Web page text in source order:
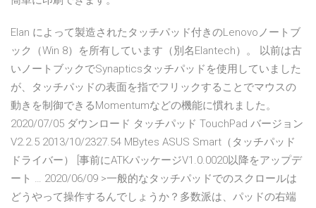
Elan によって製造されたタッチパッド付きのLenovoノートブ
ック（Win 8）を所有しています（別名Elantech）。 以前は古
いノートブックでSynapticsタッチパッドを使用していました
が、タッチパッドの表面を指でフリックすることでマウスの
動きを制御できるMomentumなどの機能に慣れました。
2020/07/05 ダウンロード タッチパッド TouchPad バージョン
V2.2.5 2013/10/2327.54 MBytes ASUS Smart（タッチパッド
ドライバー） [事前にATKパッケージV1.0.0020以降をアップデ
ート … 2020/06/09 >一般的なタッチパッドでのスクロールは
どうやって操作するんでしょうか？多数派は、パッドの右端